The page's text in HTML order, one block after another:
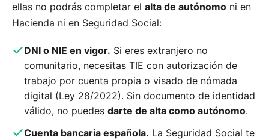
ellas no podrás completar el alta de autónomo ni en
Hacienda ni en Seguridad Social:
DNI o NIE en vigor. Si eres extranjero no
comunitario, necesitas TIE con autorización de
trabajo por cuenta propia o visado de nómada
digital (Ley 28/2022). Sin documento de identidad
válido, no puedes darte de alta como autónomo.
Cuenta bancaria española. La Seguridad Social te